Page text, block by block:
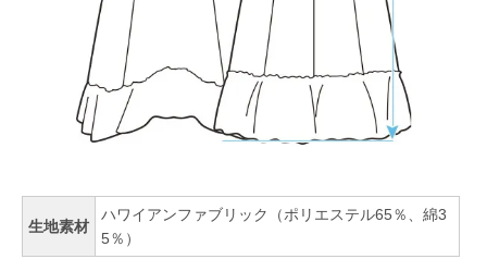
生地素材
ハワイアンファブリック（ポリエステル65％、綿3
5％）